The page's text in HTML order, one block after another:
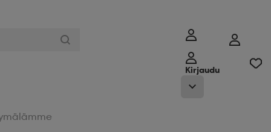
Kirjaudu